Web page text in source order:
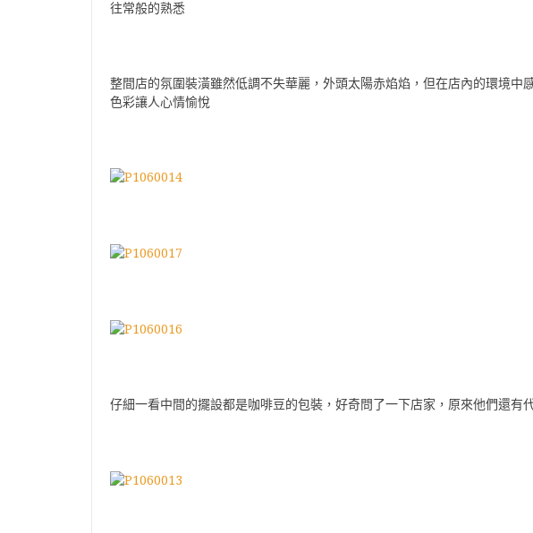
往常般的熟悉
整間店的氛圍裝潢雖然低調不失華麗，外頭太陽赤焰焰，但在店內的環境中
色彩讓人心情愉悅
仔細一看中間的擺設都是咖啡豆的包裝，好奇問了一下店家，原來他們還有